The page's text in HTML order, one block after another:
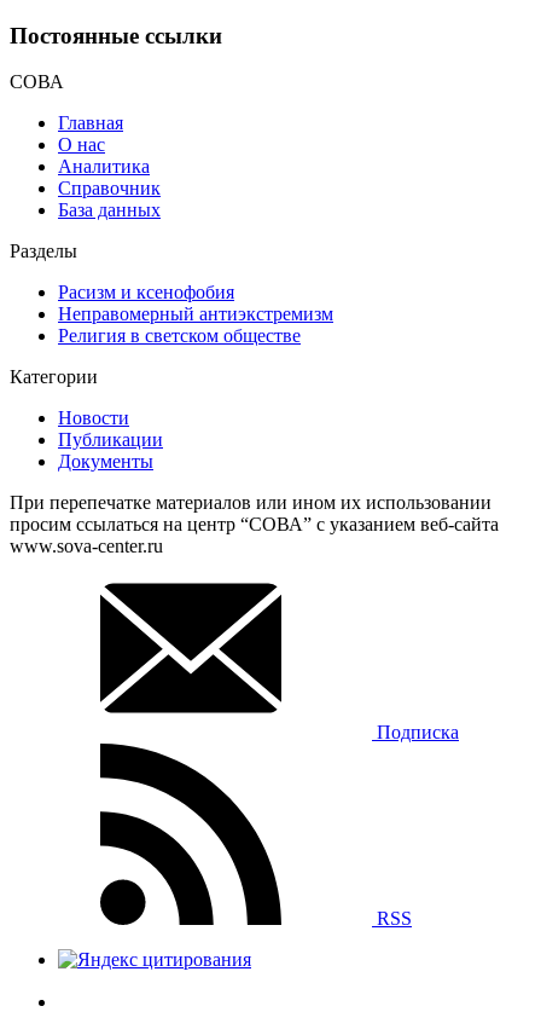
Постоянные ссылки
СОВА
Главная
О нас
Аналитика
Справочник
База данных
Разделы
Расизм и ксенофобия
Неправомерный антиэкстремизм
Религия в светском обществе
Категории
Новости
Публикации
Документы
При перепечатке материалов или ином их использовании
просим ссылаться на центр “СОВА” с указанием веб-сайта
www.sova-center.ru
Подписка
RSS